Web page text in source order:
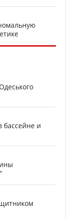
бассейне и